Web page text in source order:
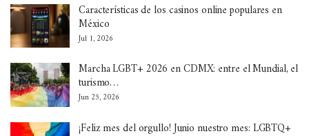
Características de los casinos online populares en
México
Jul 1, 2026
Marcha LGBT+ 2026 en CDMX: entre el Mundial, el
turismo…
Jun 25, 2026
¡Feliz mes del orgullo! Junio nuestro mes: LGBTQ+